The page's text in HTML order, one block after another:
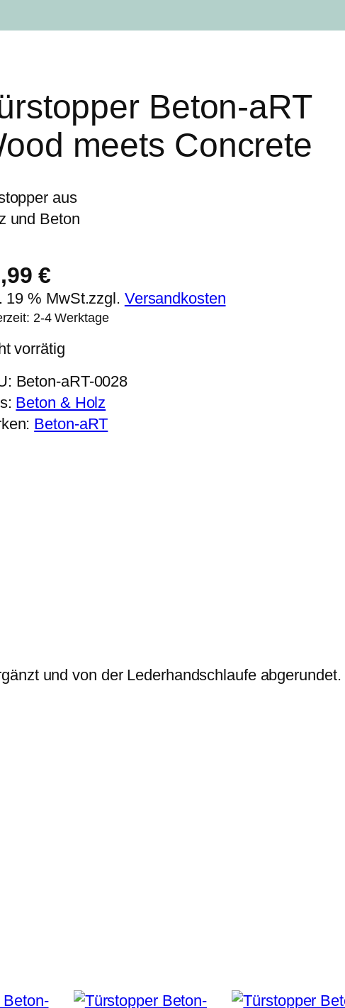
Beton-aRT
meets Concrete
aus
und Beton
€
19 % MwSt.zzgl. Versandkosten
2-4 Werktage
vorrätig
Beton-aRT-0028
Beton & Holz
Beton-aRT
und von der Lederhandschlaufe abgerundet.